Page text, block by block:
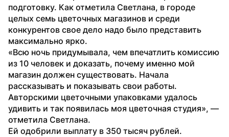
подготовку. Как отметила Светлана, в городе
целых семь цветочных магазинов и среди
конкурентов свое дело надо было представить
максимально ярко.
«Всю ночь придумывала, чем впечатлить комиссию
из 10 человек и доказать, почему именно мой
магазин должен существовать. Начала
рассказывать и показывать свои работы.
Авторскими цветочными упаковками удалось
удивить и так появилась моя цветочная студия», —
отметила Светлана.
Ей одобрили выплату в 350 тысяч рублей.